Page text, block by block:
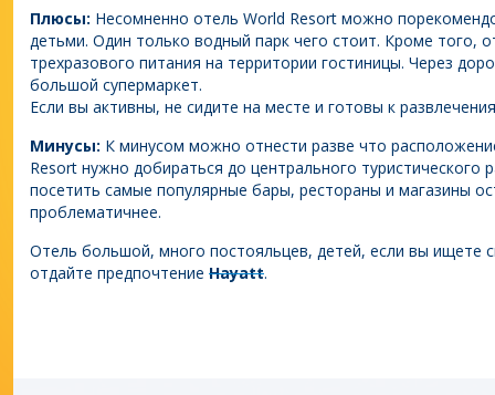
Плюсы: Несомненно отель World Resort можно
детьми. Один только водный парк чего стоит. Кроме того,
трехразового питания на территории гостиницы. Через
большой супермаркет.
Если вы активны, не сидите на месте и готовы к
Минусы: К минусом можно отнести разве что
Resort нужно добираться до центрального туристического
посетить самые популярные бары, рестораны и магазины
проблематичнее.
Отель большой, много постояльцев, детей, если вы ищете
отдайте предпочтение Hayatt.